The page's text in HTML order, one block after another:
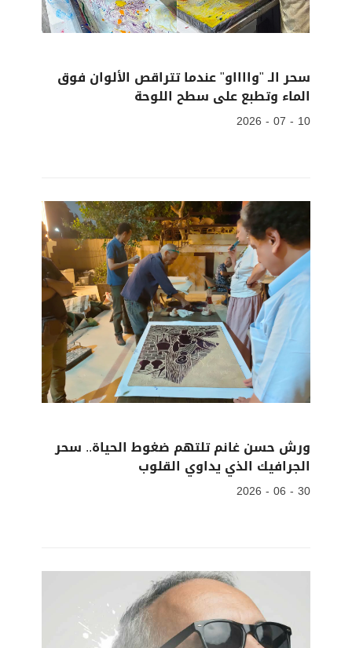
سحر الـ "وااااو" ​عندما تتراقص الألوان فوق
الماء وتطبع على سطح اللوحة
10 - 07 - 2026
ورش حسن غانم تلتهم ضغوط الحياة.. سحر
الجرافيك الذي يداوي القلوب
30 - 06 - 2026